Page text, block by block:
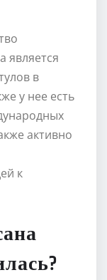
является
в
у нее есть
активно
к